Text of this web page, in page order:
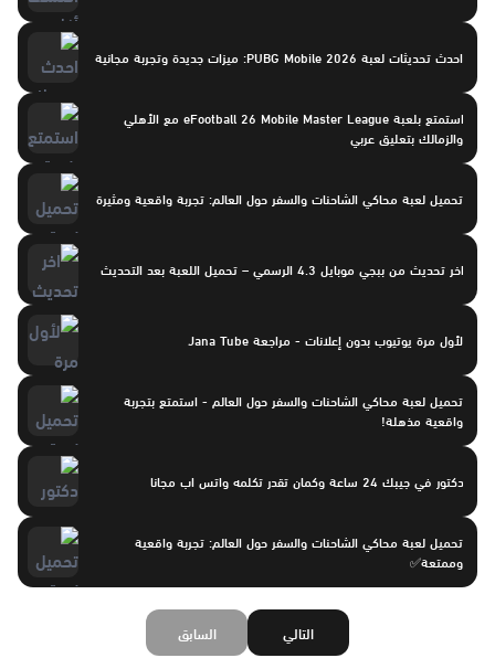
احدث تحديثات لعبة PUBG Mobile 2026: ميزات جديدة وتجربة مجانية
استمتع بلعبة eFootball 26 Mobile Master League مع الأهلي
والزمالك بتعليق عربي
تحميل لعبة محاكي الشاحنات والسفر حول العالم: تجربة واقعية ومثيرة
اخر تحديث من ببجي موبايل 4.3 الرسمي – تحميل اللعبة بعد التحديث
لأول مرة يوتيوب بدون إعلانات - مراجعة Jana Tube
تحميل لعبة محاكي الشاحنات والسفر حول العالم - استمتع بتجربة
واقعية مذهلة!
دكتور في جيبك 24 ساعة وكمان تقدر تكلمه واتس اب مجانا
تحميل لعبة محاكي الشاحنات والسفر حول العالم: تجربة واقعية
وممتعة✅
السابق التالي